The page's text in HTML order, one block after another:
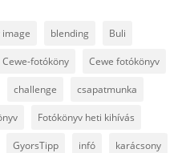
blending Buli
Cewe-fotóköny Cewe fotókönyv
challenge csapatmunka
Fotókönyv heti kihívás
GyorsTipp infó karácsony